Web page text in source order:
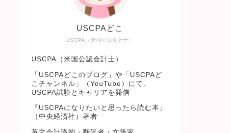
USCPA（米国公認会計士）
USCPAどこ
USCPA（米国公認会計士）
「USCPAどこのブログ」や「USCPAど
こチャンネル」（YouTube）にて、
USCPA試験とキャリアを発信
『USCPAになりたいと思ったら読む本』
（中央経済社）著者